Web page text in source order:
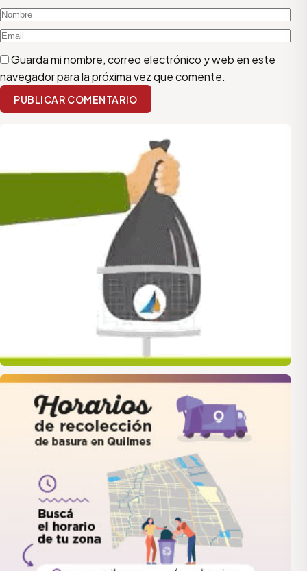
Guarda mi nombre, correo electrónico y web en este
navegador para la próxima vez que comente.
PUBLICAR COMENTARIO
quilmes